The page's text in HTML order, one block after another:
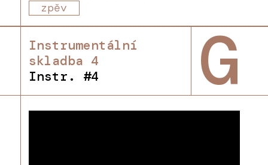
zpěv
Instrumentální
skladba 4
Instr. #4
G